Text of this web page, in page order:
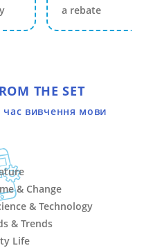
a rebate
THE SET
час вивчення мови
& Change
& Technology
& Trends
Life